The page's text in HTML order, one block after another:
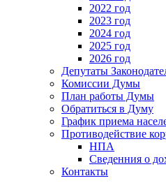
2022 год
2023 год
2024 год
2025 год
2026 год
Депутаты
Комиссии Думы
План работы Думы
Обратиться в Думу
График приема
Противодействие
НПА
Сведенния о
Контакты